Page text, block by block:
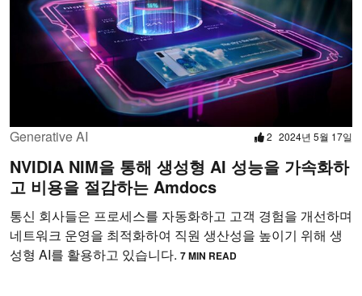
Generative AI 2 2024년 5월 17일
NVIDIA NIM을 통해 생성형 AI 성능을 가속화하
고 비용을 절감하는 Amdocs
통신 회사들은 프로세스를 자동화하고 고객 경험을 개선하며
네트워크 운영을 최적화하여 직원 생산성을 높이기 위해 생
성형 AI를 활용하고 있습니다. 7 MIN READ